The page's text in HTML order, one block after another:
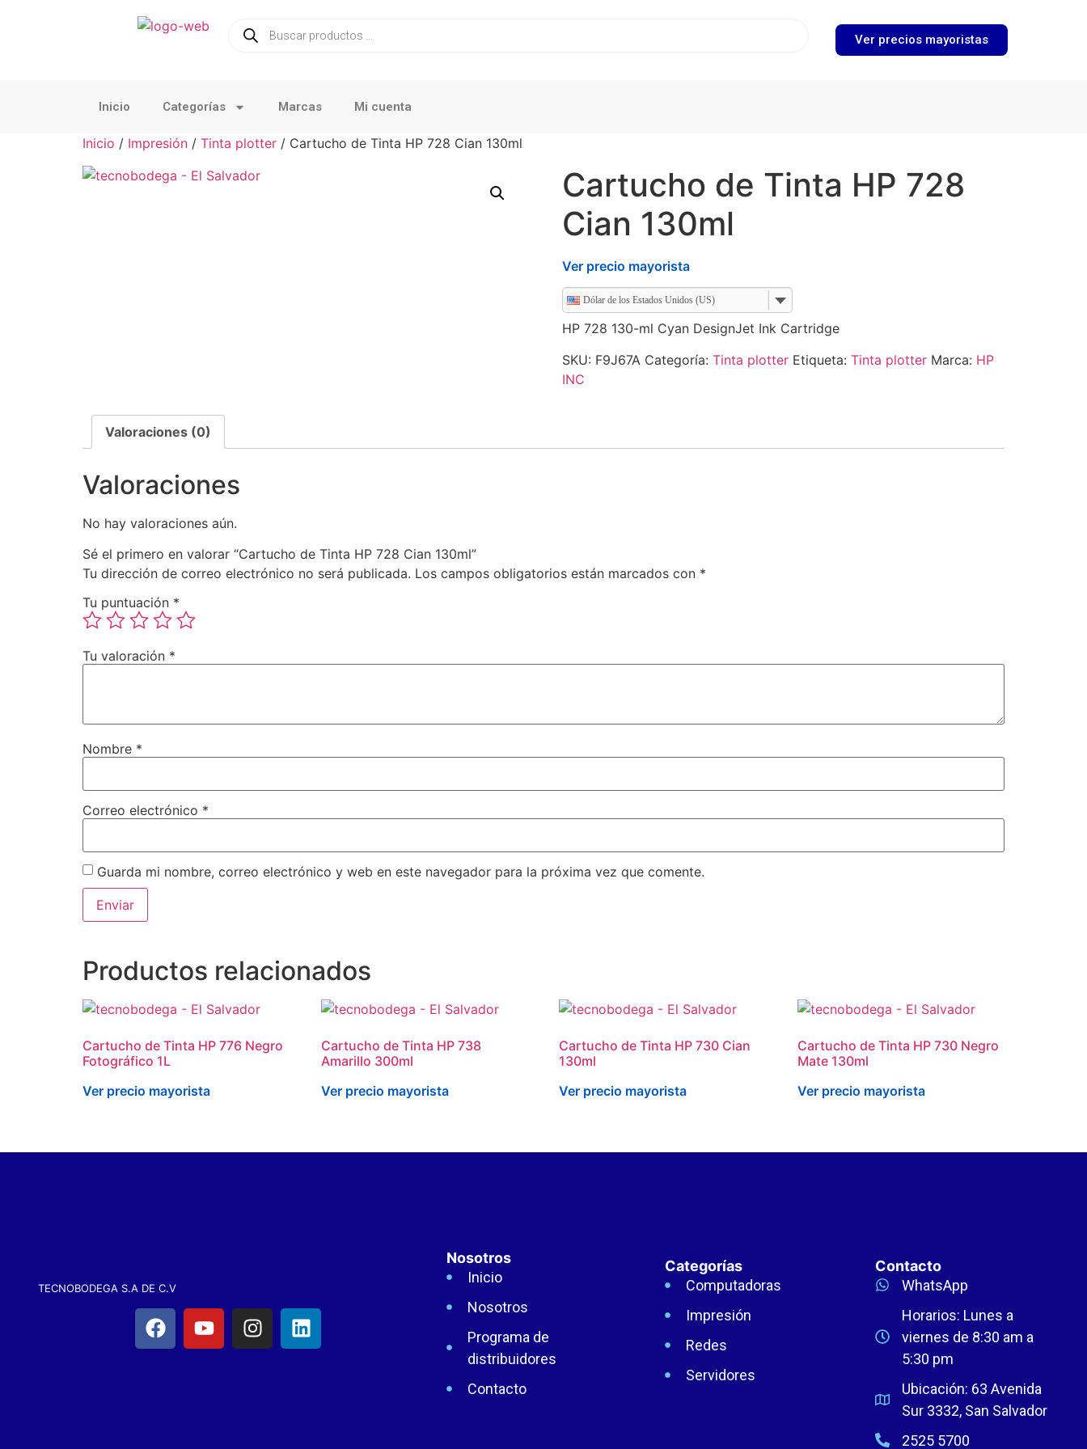
Ver precios mayoristas
Inicio Categorías Marcas Mi cuenta
Inicio / Impresión / Tinta plotter / Cartucho de Tinta HP 728 Cian 130ml
Cartucho de Tinta HP 728
Cian 130ml
Ver precio mayorista
Dólar de los Estados Unidos (US)
HP 728 130-ml Cyan DesignJet Ink Cartridge
SKU: F9J67A Categoría: Tinta plotter Etiqueta: Tinta plotter Marca: HP
INC
Valoraciones (0)
Valoraciones
No hay valoraciones aún.
Sé el primero en valorar “Cartucho de Tinta HP 728 Cian 130ml”
Tu dirección de correo electrónico no será publicada. Los campos obligatorios están marcados con *
Tu puntuación *
Tu valoración *
Nombre *
Correo electrónico *
Guarda mi nombre, correo electrónico y web en este navegador para la próxima vez que comente.
Productos relacionados
Cartucho de Tinta HP 776 Negro
Fotográfico 1L
Ver precio mayorista
Cartucho de Tinta HP 738
Amarillo 300ml
Ver precio mayorista
Cartucho de Tinta HP 730 Cian
130ml
Ver precio mayorista
Cartucho de Tinta HP 730 Negro
Mate 130ml
Ver precio mayorista
TECNOBODEGA S.A DE C.V
Nosotros
Inicio
Nosotros
Programa de
distribuidores
Contacto
Categorías
Computadoras
Impresión
Redes
Servidores
Contacto
WhatsApp
Horarios: Lunes a
viernes de 8:30 am a
5:30 pm
Ubicación: 63 Avenida
Sur 3332, San Salvador
2525 5700